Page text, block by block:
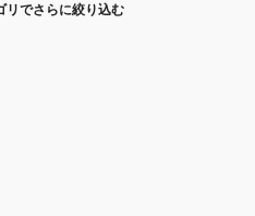
リでさらに絞り込む